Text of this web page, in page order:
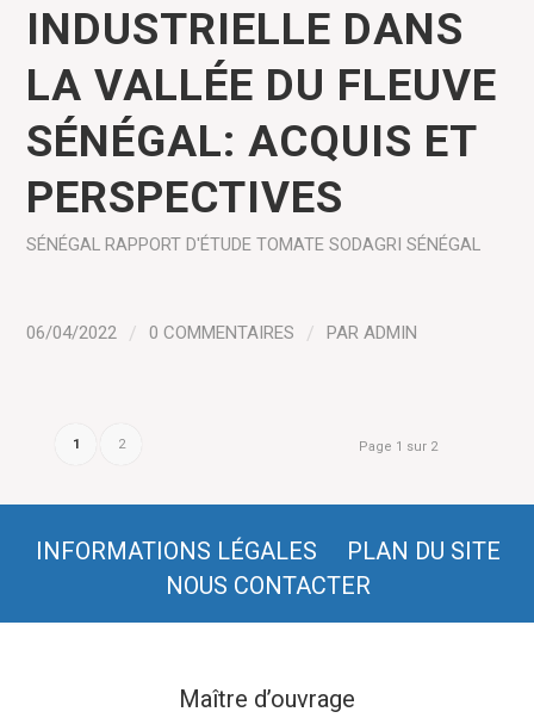
INDUSTRIELLE DANS
LA VALLÉE DU FLEUVE
SÉNÉGAL: ACQUIS ET
PERSPECTIVES
SÉNÉGAL RAPPORT D'ÉTUDE TOMATE SODAGRI SÉNÉGAL
06/04/2022 / 0 COMMENTAIRES / PARADMIN
Page 1 sur 2
1 2
INFORMATIONS LÉGALES
PLAN DU SITE
NOUS CONTACTER
Maître d’ouvrage